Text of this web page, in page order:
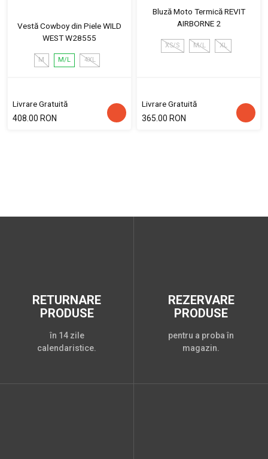
Vestă Cowboy din Piele WILD
WEST W28555
M M/L 4XL
Livrare Gratuită
408.00 RON
Bluză Moto Termică REVIT
AIRBORNE 2
XS/S M/L XL
Livrare Gratuită
365.00 RON
RETURNARE
PRODUSE
în 14 zile
calendaristice.
REZERVARE
PRODUSE
pentru a proba în
magazin.